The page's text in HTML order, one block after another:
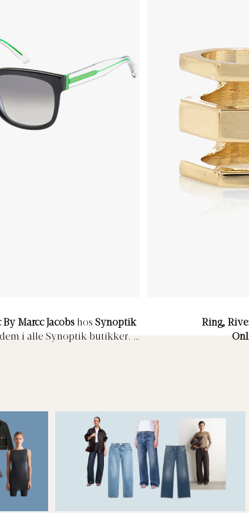
By Marcc Jacobs hos Synoptik
i alle Synoptik butikker.
solbriller med, når du køber
Ring,